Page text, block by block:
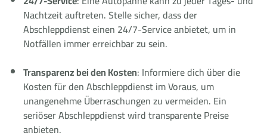
Nachtzeit auftreten. Stelle sicher, dass der
Abschleppdienst einen 24/7-Service anbietet, um in
Notfällen immer erreichbar zu sein.
Transparenz bei den Kosten: Informiere dich über die
Kosten für den Abschleppdienst im Voraus, um
unangenehme Überraschungen zu vermeiden. Ein
seriöser Abschleppdienst wird transparente Preise
anbieten.